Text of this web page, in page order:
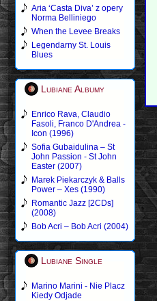
Aria ‘Casta Diva’ z opery
Norma Belliniego
When the Levee Breaks
Legendarny St. Louis
Blues
Lubiane Albumy
Enrico Rava, Claudio
Fasoli, Franco D'Andrea -
Icon (1996)
Sofia Gubaidulina – St
John Passion - St John
Easter (2007)
Marek Piekarczyk & Balls
Power – Xes (1990)
Romantic Jazz [2CDs]
(2008)
Bob Acri – Bob Acri (2004)
Lubiane Single
Marino Marini - Nie Placz
Kiedy Odjade